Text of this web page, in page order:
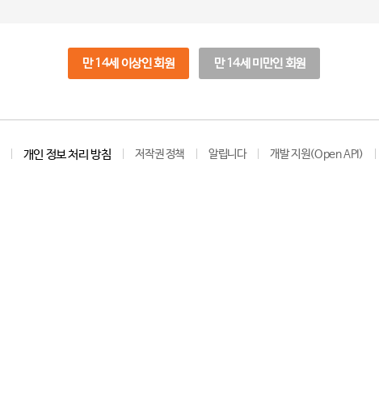
만 14세 이상인 회원 만 14세 미만인 회원
개인 정보 처리 방침 저작권 정책 알립니다 개발 지원(Open API)